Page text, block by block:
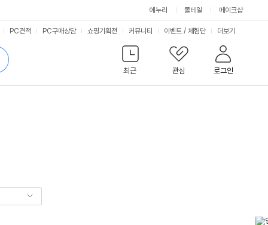
에누리 몰테일 메이크샵
최근
관심 로그인
PC견적 PC구매상담 쇼핑기획전 커뮤니티 이벤트 / 체험단 서
비
스
더보기